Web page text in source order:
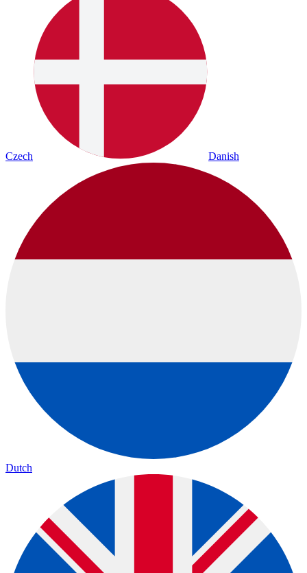
Czech Danish
Dutch